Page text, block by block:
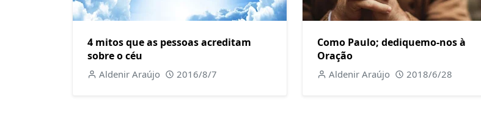
4 mitos que as pessoas acreditam
sobre o céu
Aldenir Araújo 2016/8/7
Como Paulo; dediquemo-nos à
Oração
Aldenir Araújo 2018/6/28